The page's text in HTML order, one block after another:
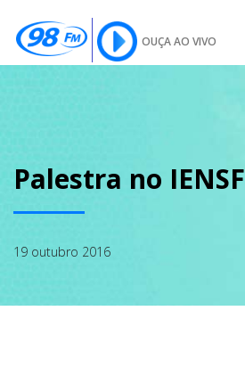
OUÇA AO VIVO
SOBRE
PODCAST
Palestra no IENSF
19 outubro 2016